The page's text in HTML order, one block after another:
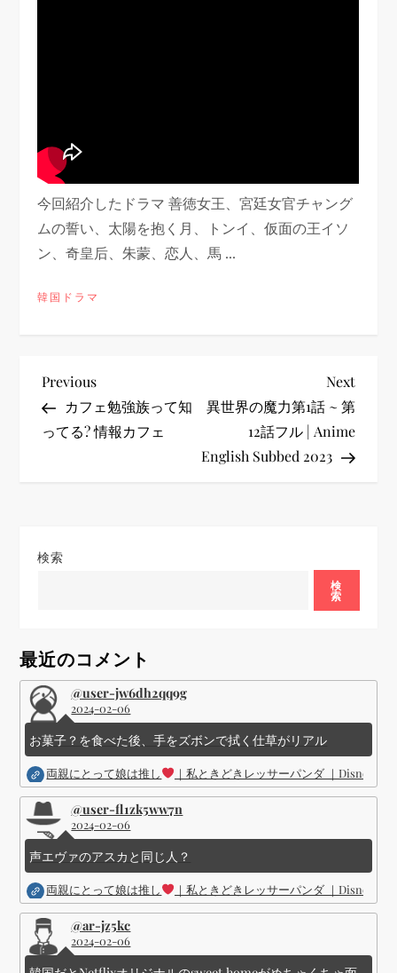
今回紹介したドラマ 善徳女王、宮廷女官チャング
ムの誓い、太陽を抱く月、トンイ、仮面の王イソ
ン、奇皇后、朱蒙、恋人、馬 ...
韓国ドラマ
投
稿
ゲ
シ
ョ
ン
Previous
Post
Previous
カフェ勉強族って知
ってる? 情報カフェ
Next
Post
Next
異世界の魔力第1話 ~ 第
12話フル | Anime
English Subbed 2023
検索
検
索
最近のコメント
@user-jw6dh2qq9g
2024-02-06
お菓子？を食べた後、手をズボンで拭く仕草がリアル
両親にとって娘は推し ｜私ときどきレッサーパンダ ｜Disney (
@user-fl1zk5ww7n
2024-02-06
声エヴァのアスカと同じ人？
両親にとって娘は推し ｜私ときどきレッサーパンダ ｜Disney (
@ar-jz5kc
2024-02-06